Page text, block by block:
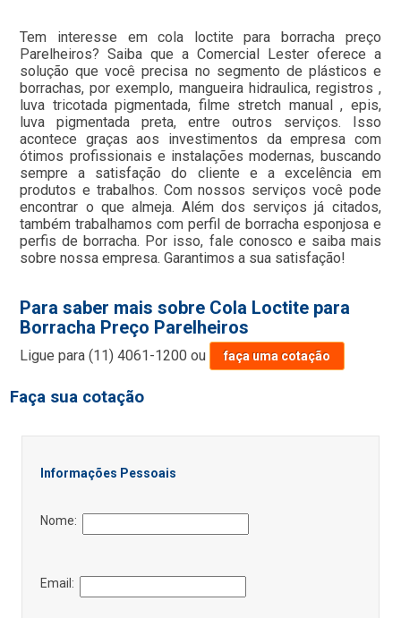
Tem interesse em cola loctite para borracha preço
Parelheiros? Saiba que a Comercial Lester oferece a
solução que você precisa no segmento de plásticos e
borrachas, por exemplo, mangueira hidraulica, registros ,
luva tricotada pigmentada, filme stretch manual , epis,
luva pigmentada preta, entre outros serviços. Isso
acontece graças aos investimentos da empresa com
ótimos profissionais e instalações modernas, buscando
sempre a satisfação do cliente e a excelência em
produtos e trabalhos. Com nossos serviços você pode
encontrar o que almeja. Além dos serviços já citados,
também trabalhamos com perfil de borracha esponjosa e
perfis de borracha. Por isso, fale conosco e saiba mais
sobre nossa empresa. Garantimos a sua satisfação!
Para saber mais sobre Cola Loctite para
Borracha Preço Parelheiros
Ligue para(11) 4061-1200 ou faça uma cotação
Faça sua cotação
Informações Pessoais
Nome:
Email: